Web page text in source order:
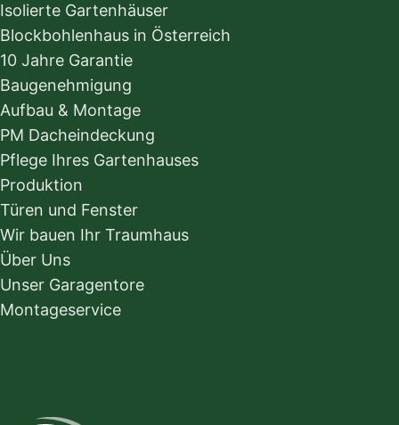
Isolierte Gartenhäuser
Blockbohlenhaus in Österreich
10 Jahre Garantie
Baugenehmigung
Aufbau & Montage
PM Dacheindeckung
Pflege Ihres Gartenhauses
Produktion
Türen und Fenster
Wir bauen Ihr Traumhaus
Über Uns
Unser Garagentore
Montageservice